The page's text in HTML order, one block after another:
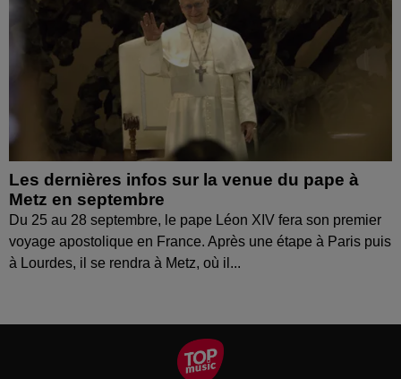
Les dernières infos sur la venue du pape à
Metz en septembre
Du 25 au 28 septembre, le pape Léon XIV fera son premier
voyage apostolique en France. Après une étape à Paris puis
à Lourdes, il se rendra à Metz, où il...